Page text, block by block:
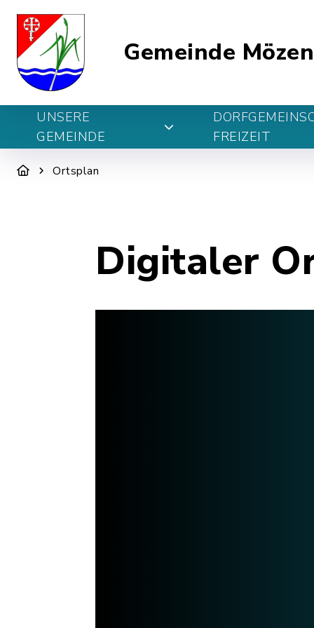
Gemeinde Mözen
UNSERE
GEMEINDE
FREIZEIT
Ortsplan
Digitaler